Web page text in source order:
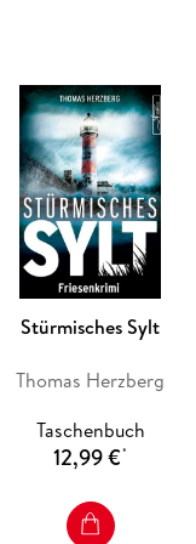
Stürmisches Sylt
Thomas Herzberg
Taschenbuch
12,99 €*